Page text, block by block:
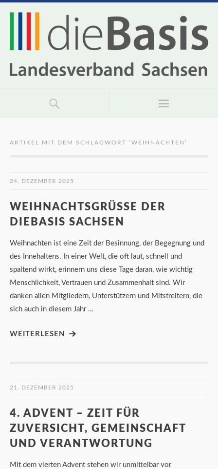
ARTIKEL MIT DEM SCHLAGWORT ‘ WEIHNACHTEN ’
24. DEZEMBER 2025
WEIHNACHTSGRÜSSE DER D
IEBASIS SACHSEN
Weihnachten ist eine Zeit der Besinnung, der Begegnung und
des Innehaltens. In einer Welt, die oft laut, schnell und
spaltend wirkt, erinnern uns diese Tage daran, wie wichtig
Menschlichkeit, Vertrauen und Zusammenhalt sind. Wir
danken allen Mitgliedern, Unterstützern und Mitstreitern, die
sich auch in diesem Jahr …
WEITERLESEN
21. DEZEMBER 2025
4. ADVENT – ZEIT FÜR
ZUVERSICHT, GEMEINSCHAFT
UND VERANTWORTUNG
Mit dem vierten Advent stehen wir unmittelbar vor